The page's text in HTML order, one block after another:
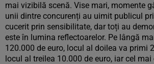
mai vizibilă scenă. Vise mari, momente
unii dintre concurenți au uimit publicul
cucerit prin sensibilitate, dar toți au
este în lumina reflectoarelor. Pe lângă
120.000 de euro, locul al doilea va primi
locul al treilea 10.000 de euro, iar cel